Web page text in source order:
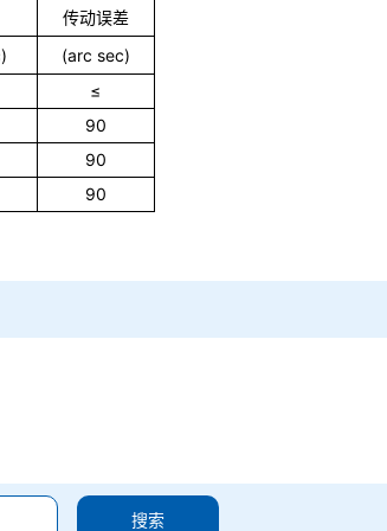
传动误差
(arc sec)
≤
90
90
90
搜索